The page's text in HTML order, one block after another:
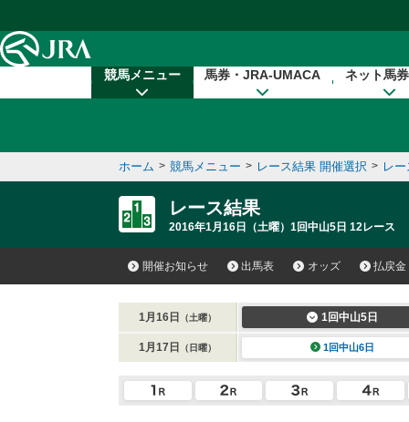
競馬メニュー 馬券・JRA-UMACA ネット馬
ホーム > 競馬メニュー > レース結果 開催選択 > レ
レース結果
2016年1月16日（土曜）1回中山5日 12レース
開催お知らせ 出馬表 オッズ 払戻金
1月16日 （土曜） 1回中山5日
1月17日 （日曜） 1回中山6日